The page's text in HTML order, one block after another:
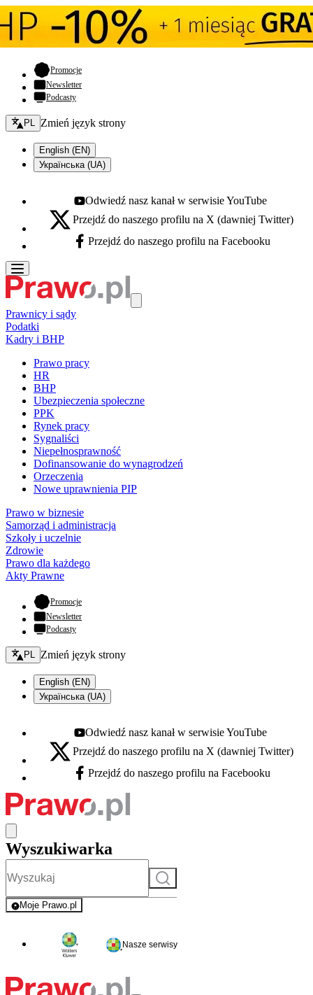
Promocje- otwiera się w nowej karcie
Newsletter
Podcasty
Zmień język - bieżący:
PL Zmień język strony
English (EN)
Українська (UA)
Youtube - otwiera się w nowej karcie
Odwiedź nasz kanał w serwisie YouTube
X - otwiera się w nowej karcie
Przejdź do naszego profilu na X (dawniej Twitter)
Facebook - otwiera się w nowej karcie
Przejdź do naszego profilu na Facebooku
Prawnicy i sądy
Podatki
Kadry i BHP
Prawo pracy
HR
BHP
Ubezpieczenia społeczne
PPK
Rynek pracy
Sygnaliści
Niepełnosprawność
Dofinansowanie do wynagrodzeń
Orzeczenia
Nowe uprawnienia PIP
Prawo w biznesie
Samorząd i administracja
Szkoły i uczelnie
Zdrowie
Prawo dla każdego
Akty Prawne
Promocje- otwiera się w nowej karcie
Newsletter
Podcasty
Zmień język - bieżący:
PL Zmień język strony
English (EN)
Українська (UA)
Youtube - otwiera się w nowej karcie
Odwiedź nasz kanał w serwisie YouTube
X - otwiera się w nowej karcie
Przejdź do naszego profilu na X (dawniej Twitter)
Facebook - otwiera się w nowej karcie
Przejdź do naszego profilu na Facebooku
Wyszukiwarka
Szukaj
Moje Prawo.pl
- rejestracja i logowanie do serwisu
Nasze serwisy